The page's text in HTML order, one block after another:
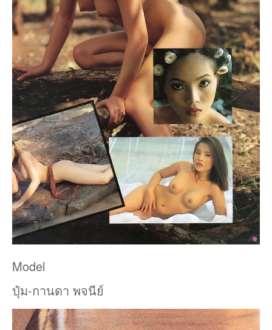
Model
ปุ๋ม-กานดา พจนีย์